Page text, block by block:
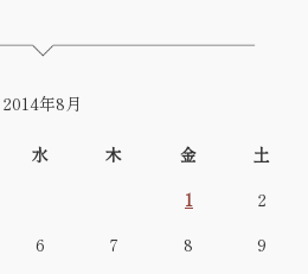
2014年8月
水 木 金
土
1
2
6 7 8 9